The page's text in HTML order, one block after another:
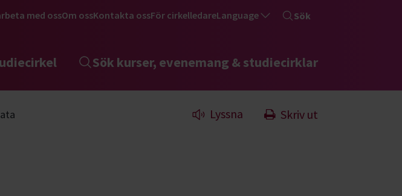
med ossOm ossKontakta ossFör cirkelledareLanguage Sök
Sök kurser, evenemang & studiecirklar
Lyssna Skriv ut